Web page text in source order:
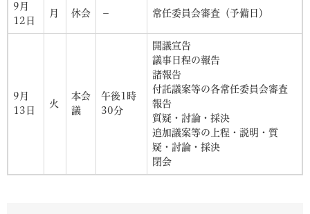
9月
12日
月 休会 － 常任委員会審査（予備日）
9月
13日
火
本会
議
午後1時
30分
開議宣告
議事日程の報告
諸報告
付託議案等の各常任委員会審査
報告
質疑・討論・採決
追加議案等の上程・説明・質
疑・討論・採決
閉会